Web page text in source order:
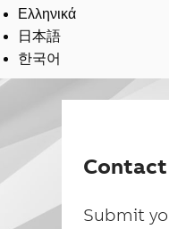
Ελληνικά
日本語
한국어
Submit